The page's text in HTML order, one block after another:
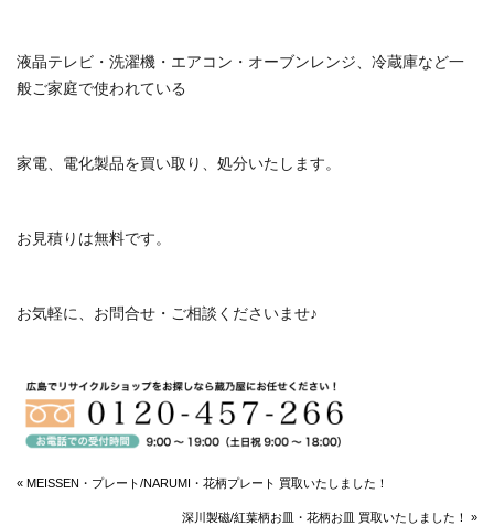
液晶テレビ・洗濯機・エアコン・オーブンレンジ、冷蔵庫など一
般ご家庭で使われている
家電、電化製品を買い取り、処分いたします。
お見積りは無料です。
お気軽に、お問合せ・ご相談くださいませ♪
« MEISSEN・プレート/NARUMI・花柄プレート 買取いたしました！
深川製磁/紅葉柄お皿・花柄お皿 買取いたしました！ »